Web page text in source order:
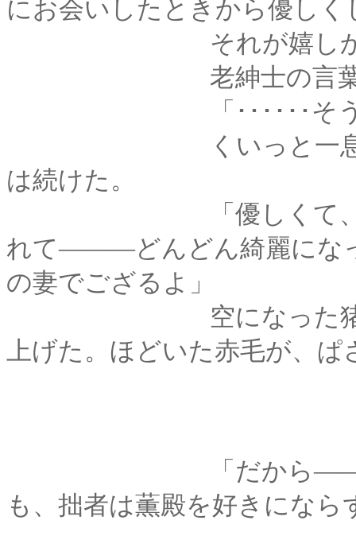
にお会いしたときから優し
それが嬉しかった
老紳士の言葉に、剣
「･･････そう、優し
くいっと一息に猪口
は続けた。
「優しくて、朗らか
れて―――どんどん綺麗にな
の妻でござるよ」
空になった猪口を弄
上げた。ほどいた赤毛が、ぱ
「だから―――どの
も、拙者は薫殿を好きにな